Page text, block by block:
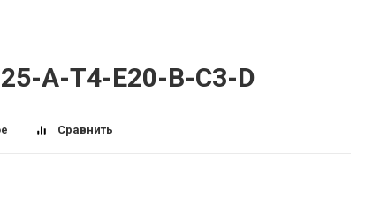
A-T4-E20-B-C3-D
Сравнить